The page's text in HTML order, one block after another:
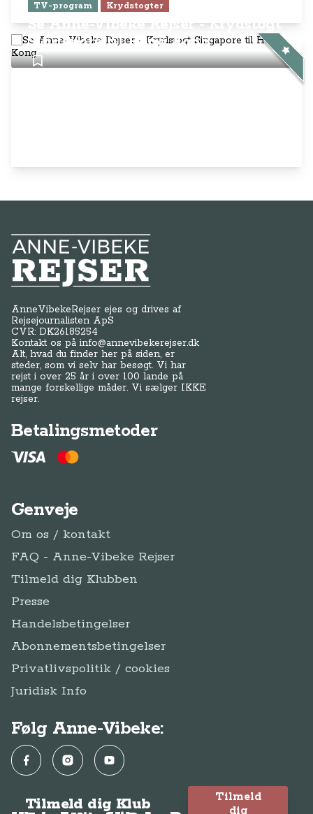
TV-program Krydstogter
Se Anne-Vibeke Rejser - Krydstogt
Singapore til Hong Kong
Anne-Vibeke Rejser
AnneVibekeRejser ejes og drives af
Rejsejournalisten ApS
CVR: DK26185254
Kontakt os påinfo@annevibekerejser.dk
Alt, hvad du finder her på siden, er
steder, som vi selv har besøgt. Vi har
rejst i over 25 år i over 100 lande på
mange forskellige måder. Vi sælger IKKE
rejser.
Betalingsmetoder
Genveje
Om os / kontakt
FAQ - Anne-Vibeke Rejser
Tilmeld dig Klubben
Presse
Handelsbetingelser
Abonnementsbetingelser
Privatlivspolitik / cookies
Juridisk Info
Følg Anne-Vibeke:
FacebookInstagramYouTube
Tilmeld dig Klub
Tilmeld
dig